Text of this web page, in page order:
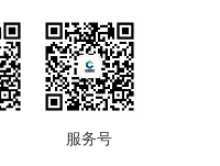
服务号